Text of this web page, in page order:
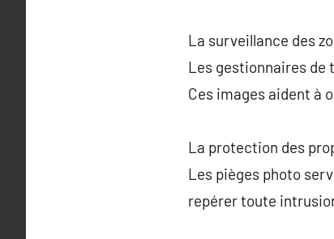
La surveillance des
Les gestionnaires de
Ces images aident à
La protection des
Les pièges photo
repérer toute